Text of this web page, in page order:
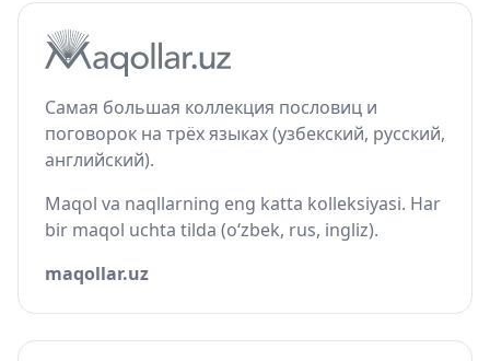
Самая большая коллекция пословиц и
поговорок на трёх языках (узбекский, русский,
английский).
Maqol va naqllarning eng katta kolleksiyasi. Har
bir maqol uchta tilda (o‘zbek, rus, ingliz).
maqollar.uz